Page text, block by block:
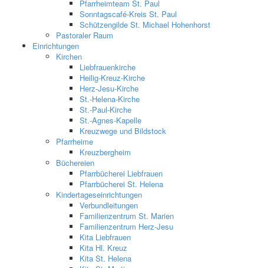
Pfarrheimteam St. Paul
Sonntagscafé-Kreis St. Paul
Schützengilde St. Michael Hohenhorst
Pastoraler Raum
Einrichtungen
Kirchen
Liebfrauenkirche
Heilig-Kreuz-Kirche
Herz-Jesu-Kirche
St.-Helena-Kirche
St.-Paul-Kirche
St.-Agnes-Kapelle
Kreuzwege und Bildstock
Pfarrheime
Kreuzbergheim
Büchereien
Pfarrbücherei Liebfrauen
Pfarrbücherei St. Helena
Kindertageseinrichtungen
Verbundleitungen
Familienzentrum St. Marien
Familienzentrum Herz-Jesu
Kita Liebfrauen
Kita Hl. Kreuz
Kita St. Helena